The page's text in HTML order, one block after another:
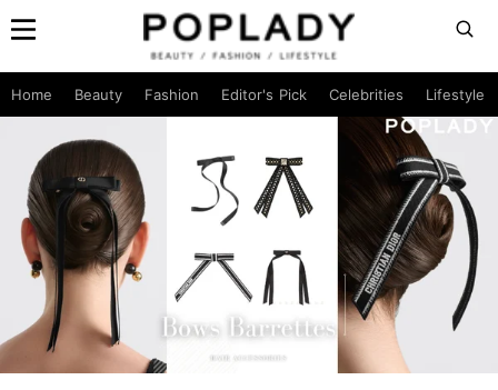
Home Beauty Fashion Editor's Pick Celebrities Lifestyle